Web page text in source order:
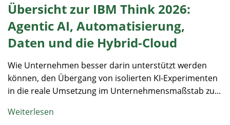
Übersicht zur IBM Think 2026:
Agentic AI, Automatisierung,
Daten und die Hybrid-Cloud
Wie Unternehmen besser darin unterstützt werden
können, den Übergang von isolierten KI-Experimenten
in die reale Umsetzung im Unternehmensmaßstab zu...
Weiterlesen